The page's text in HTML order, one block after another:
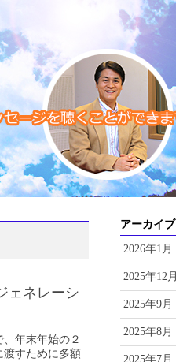
ネレーシ
年末年始の２
すために多額
アーカイブ
2026年1月
2025年12月
2025年9月
2025年8月
2025年7月